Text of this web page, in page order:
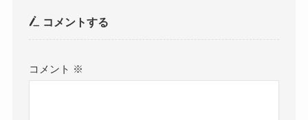
コメントする
コメント ※